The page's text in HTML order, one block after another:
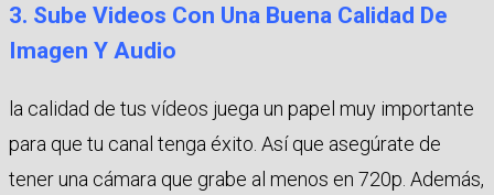
3. Sube Videos Con Una Buena Calidad De
Imagen Y Audio
la calidad de tus vídeos juega un papel muy importante
para que tu canal tenga éxito. Así que asegúrate de
tener una cámara que grabe al menos en 720p. Además,